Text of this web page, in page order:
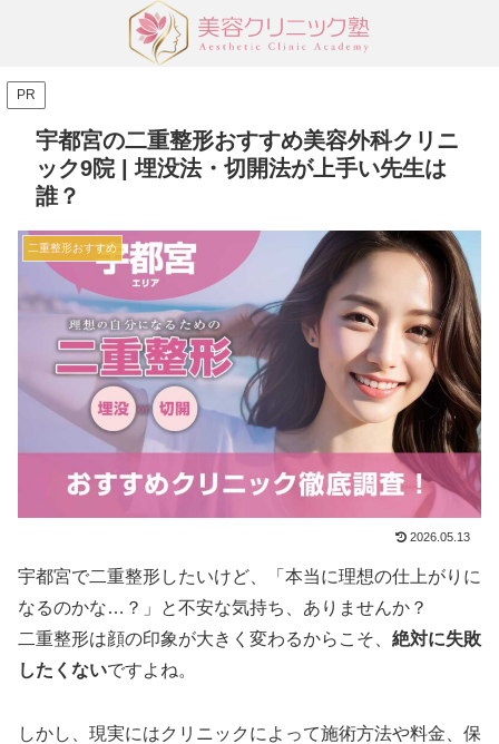
PR
宇都宮の二重整形おすすめ美容外科クリニ
ック9院 | 埋没法・切開法が上手い先生は
誰？
二重整形おすすめ
2026.05.13
宇都宮で二重整形したいけど、「本当に理想の仕上がりに
なるのかな…？」と不安な気持ち、ありませんか？
二重整形は顔の印象が大きく変わるからこそ、 絶対に失敗
したくないですよね。
しかし、現実にはクリニックによって施術方法や料金、保